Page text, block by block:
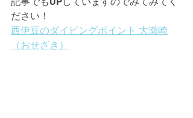
ださい！
西伊豆のダイビングポイント 大瀬崎
（おせざき）